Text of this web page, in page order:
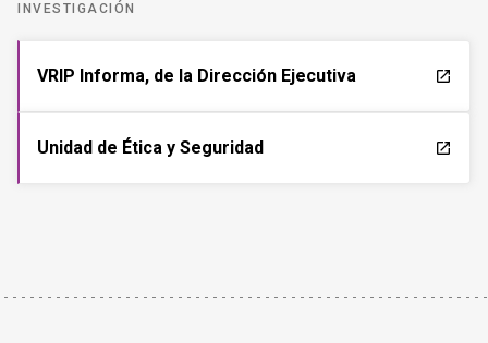
INVESTIGACIÓN
VRIP Informa, de la Dirección Ejecutiva launch
Unidad de Ética y Seguridad launch